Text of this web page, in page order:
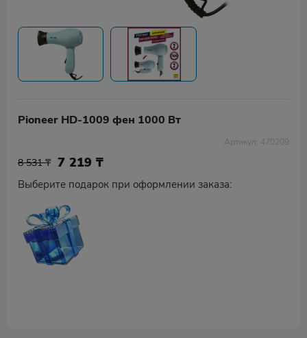
Pioneer HD-1009 фен 1000 Вт
Артикул: 470209
8 531 ₸ 7 219₸
Выберите подарок при оформлении заказа: